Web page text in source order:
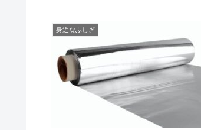
身近なふしぎ